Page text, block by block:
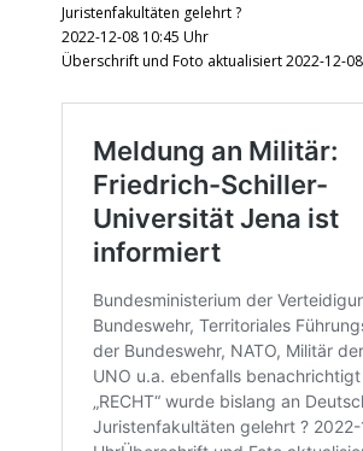
Juristenfakultäten gelehrt ?
2022-12-08 10:45 Uhr
Überschrift und Foto aktualisiert 2022-12-